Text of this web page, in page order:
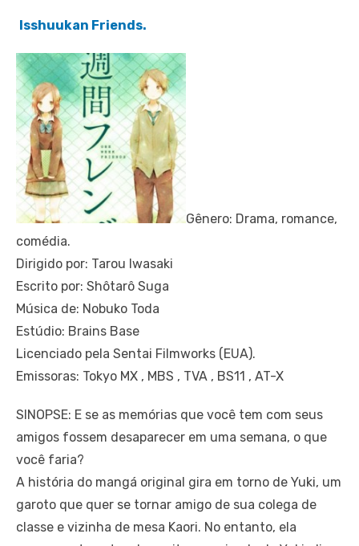
Isshuukan Friends.
Gênero: Drama, romance,
comédia.
Dirigido por: Tarou Iwasaki
Escrito por: Shôtarô Suga
Música de: Nobuko Toda
Estúdio: Brains Base
Licenciado pela Sentai Filmworks (EUA).
Emissoras: Tokyo MX , MBS , TVA , BS11 , AT-X
SINOPSE: E se as memórias que você tem com seus
amigos fossem desaparecer em uma semana, o que
você faria?
A história do mangá original gira em torno de Yuki, um
garoto que quer se tornar amigo de sua colega de
classe e vizinha de mesa Kaori. No entanto, ela